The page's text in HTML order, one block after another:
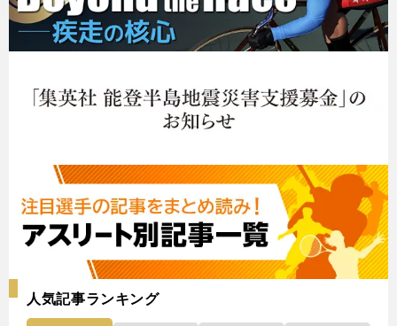
人気記事ランキング